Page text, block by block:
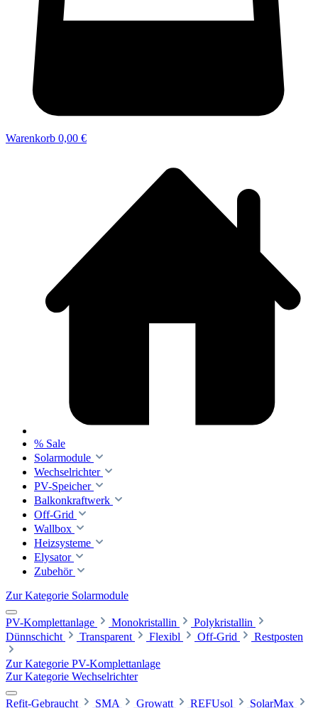
Warenkorb 0,00 €
% Sale
Solarmodule
Wechselrichter
PV-Speicher
Balkonkraftwerk
Off-Grid
Wallbox
Heizsysteme
Elysator
Zubehör
Zur Kategorie Solarmodule
PV-Komplettanlage Monokristallin
Polykristallin
Dünnschicht
Transparent Flexibl Off-Grid Restposten
Zur Kategorie PV-Komplettanlage
Zur Kategorie Wechselrichter
Refit-Gebraucht SMA Growatt REFUsol
SolarMax